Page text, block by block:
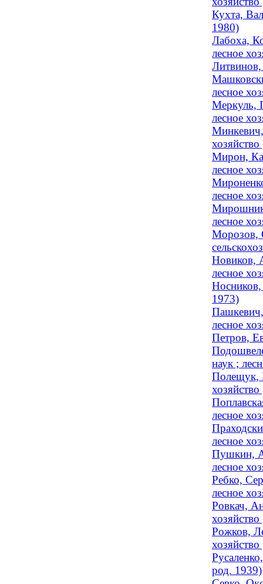
Кухта,
1980)
Лабоха,
лесное
лесное
Меркуль,
лесное
Минкевич,
Мирон,
лесное
лесное
лесное
Морозов,
Новиков,
лесное
Носников,
1973)
Пашкевич,
лесное
Петров,
наук ;
Полещук,
лесное
лесное
Пушкин,
лесное
Ребко,
лесное
Ровкач,
Рожков,
род. 1939)